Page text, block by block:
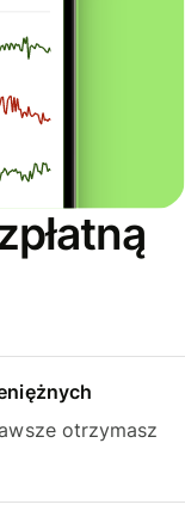
otrzymasz